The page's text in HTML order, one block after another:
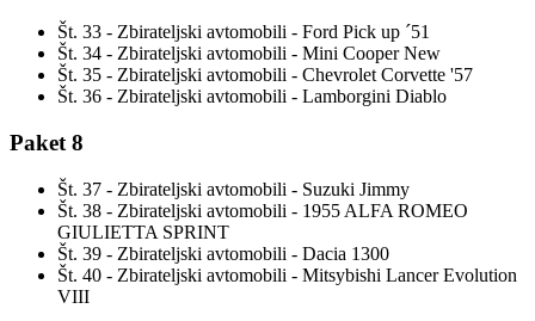
Št. 33 - Zbirateljski avtomobili - Ford Pick up ´51
Št. 34 - Zbirateljski avtomobili - Mini Cooper New
Št. 35 - Zbirateljski avtomobili - Chevrolet Corvette '57
Št. 36 - Zbirateljski avtomobili - Lamborgini Diablo
Paket 8
Št. 37 - Zbirateljski avtomobili - Suzuki Jimmy
Št. 38 - Zbirateljski avtomobili - 1955 ALFA ROMEO
GIULIETTA SPRINT
Št. 39 - Zbirateljski avtomobili - Dacia 1300
Št. 40 - Zbirateljski avtomobili - Mitsybishi Lancer Evolution
VIII